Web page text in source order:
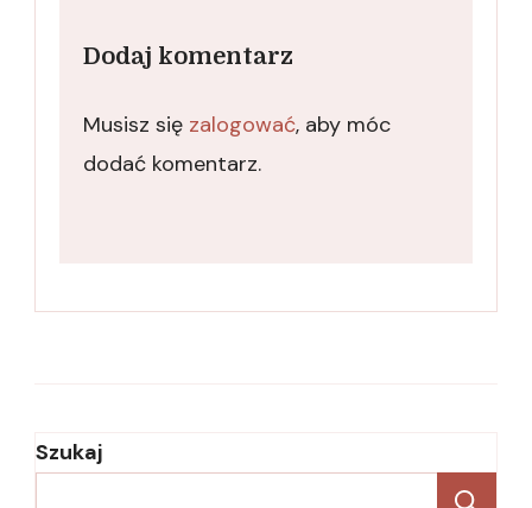
Dodaj komentarz
Musisz się zalogować, aby móc
dodać komentarz.
Szukaj